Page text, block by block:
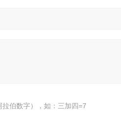
伯数字），如：三加四=7